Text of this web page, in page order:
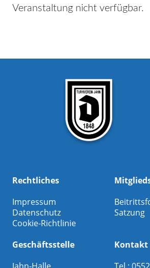
Veranstaltung nicht verfügbar.
Rechtliches
Impressum
Datenschutz
Cookie-Richtlinie
Satzung
Geschäftsstelle
Kontakt